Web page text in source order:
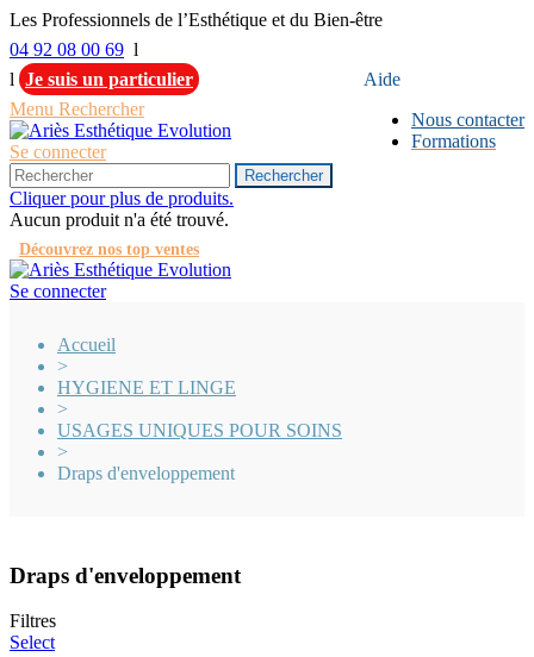
Les Professionnels de l’Esthétique et du Bien-être
04 92 08 00 69 l
Aide
Nous contacter
Formations
l Je suis un particulier
Menu Rechercher
Se connecter
Rechercher
Cliquer pour plus de produits.
Aucun produit n'a été trouvé.
Découvrez nos top ventes
Se connecter
Accueil
>
HYGIENE ET LINGE
>
USAGES UNIQUES POUR SOINS
>
Draps d'enveloppement
Draps d'enveloppement
Filtres
Select